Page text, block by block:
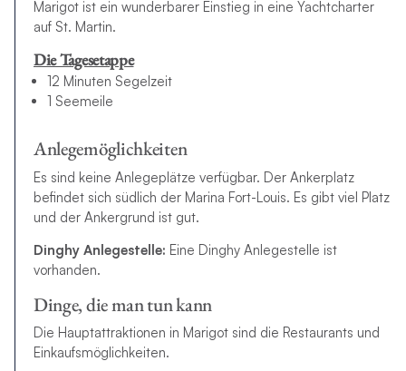
Marigot ist ein wunderbarer Einstieg in eine Yachtcharter
auf St. Martin.
Die Tagesetappe
12 Minuten Segelzeit
1 Seemeile
Anlegemöglichkeiten
Es sind keine Anlegeplätze verfügbar. Der Ankerplatz
befindet sich südlich der Marina Fort-Louis. Es gibt viel Platz
und der Ankergrund ist gut.
Dinghy Anlegestelle: Eine Dinghy Anlegestelle ist
vorhanden.
Dinge, die man tun kann
Die Hauptattraktionen in Marigot sind die Restaurants und
Einkaufsmöglichkeiten.